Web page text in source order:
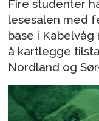
Fire studenter
lesesalen med
base i
å kartlegge
Nordland og